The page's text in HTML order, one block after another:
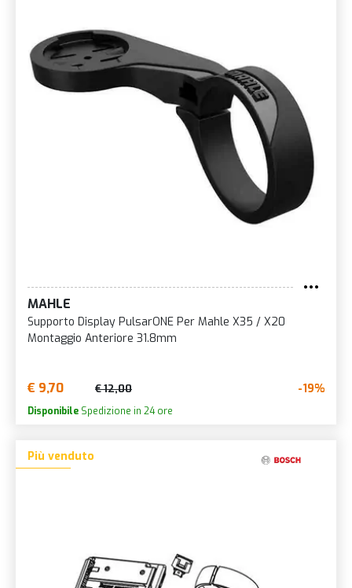
MAHLE
Supporto Display PulsarONE Per Mahle X35 / X20
Montaggio Anteriore 31.8mm
€ 9,70 € 12,00 -19%
Disponibile Spedizione in 24 ore
Più venduto